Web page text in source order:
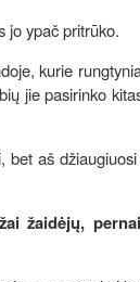
jo ypač pritrūko.
kurie
jie pasirinko
bet aš
žaidėjų,